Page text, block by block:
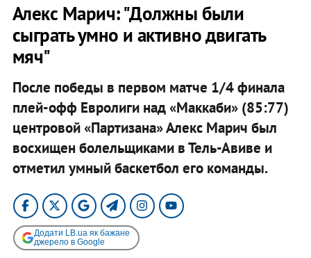
Алекс Марич: "Должны были
сыграть умно и активно двигать
мяч"
После победы в первом матче 1/4 финала
плей-офф Евролиги над «Маккаби» (85:77)
центровой «Партизана» Алекс Марич был
восхищен болельщиками в Тель-Авиве и
отметил умный баскетбол его команды.
Додати LB.ua як бажане
джерело в Google